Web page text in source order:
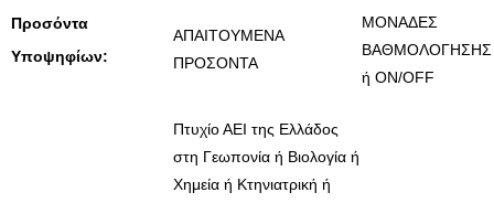
Προσόντα
Υποψηφίων:
ΑΠΑΙΤΟΥΜΕΝΑ
ΠΡΟΣΟΝΤΑ
ΜΟΝΑΔΕΣ
ΒΑΘΜΟΛΟΓΗΣΗΣ
ή ON/OFF
Πτυχίο ΑΕΙ της Ελλάδος
στη Γεωπονία ή Βιολογία ή
Χημεία ή Κτηνιατρική ή